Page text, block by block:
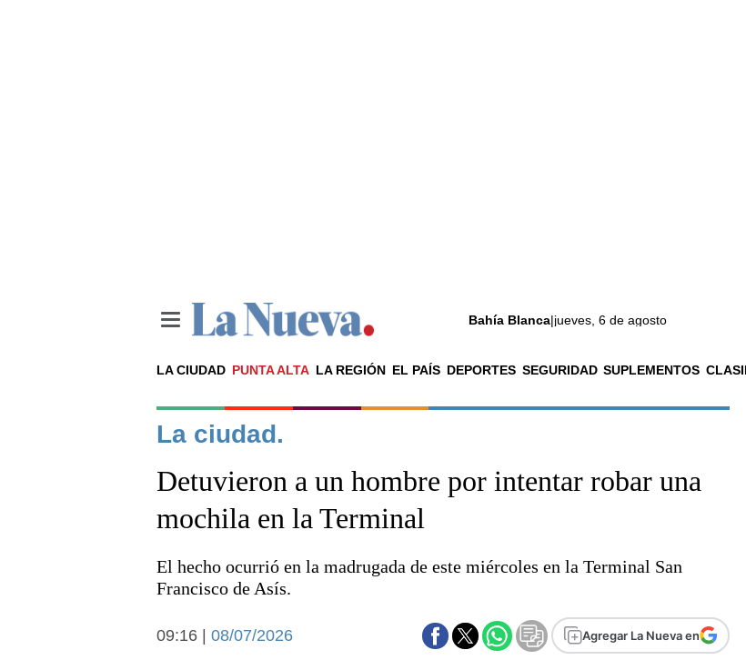
Bahía Blanca|jueves, 6 de agosto
LA CIUDAD PUNTA ALTA LA REGIÓN EL PAÍS DEPORTES SEGURIDAD SUPLEMENTOS
Noticias
La ciudad
El país
Seguridad
Deportes
Escenario Olímpico
Básquetbol
Fútbol
La ciudad.
Detuvieron a un hombre por intentar robar una
mochila en la Terminal
El hecho ocurrió en la madrugada de este miércoles en la Terminal San
Francisco de Asís.
Agregar La Nueva en
09:16 | 08/07/2026